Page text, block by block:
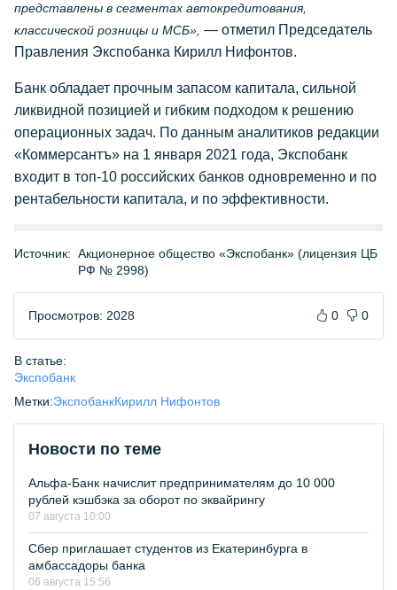
представлены в сегментах автокредитования,
классической розницы и МСБ», — отметил Председатель
Правления Экспобанка Кирилл Нифонтов.
Банк обладает прочным запасом капитала, сильной
ликвидной позицией и гибким подходом к решению
операционных задач. По данным аналитиков редакции
«Коммерсантъ» на 1 января 2021 года, Экспобанк
входит в топ-10 российских банков одновременно и по
рентабельности капитала, и по эффективности.
Источник: Акционерное общество «Экспобанк» (лицензия ЦБ
РФ № 2998)
Просмотров: 2028 0 0
В статье:
Экспобанк
Метки:ЭкспобанкКирилл Нифонтов
Новости по теме
Альфа-Банк начислит предпринимателям до 10 000
рублей кэшбэка за оборот по эквайрингу
07 августа 10:00
Сбер приглашает студентов из Екатеринбурга в
амбассадоры банка
06 августа 15:56